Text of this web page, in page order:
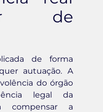
de
de forma
autuação. A
do órgão
legal da
compensar a